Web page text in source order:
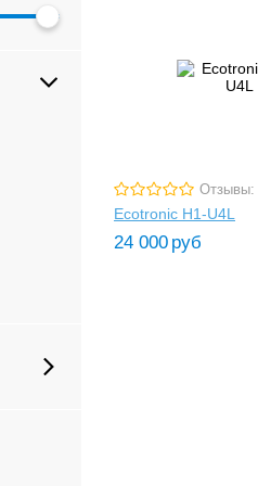
Отзывы:
Ecotronic H1-U4L
24 000 руб